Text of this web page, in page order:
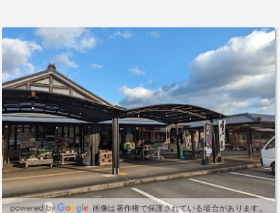
する道の駅で食事やアイスなど小休憩することが
できるので、一日遊ぶことも可能。総じて充実し
た施設が整っており、利用しやすいと思う。
画像は著作権で保護されている場合があります。